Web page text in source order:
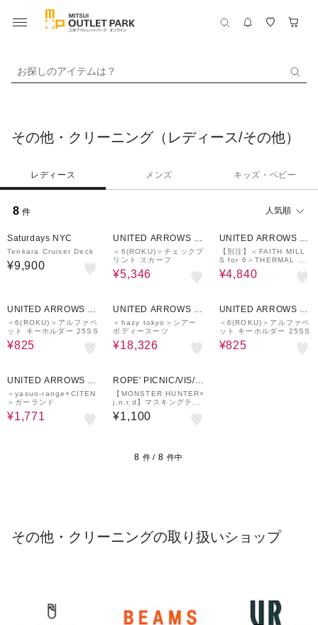
お探しのアイテムは？
その他・クリーニング（レディース/その他）
レディース メンズ キッズ・ベビー
8 件 人気順
Saturdays NYC
Tenkara Cruiser Deck
¥9,900
UNITED ARROWS O
UTLET
＜6(ROKU)＞チェックプ
リント スカーフ
¥5,346
UNITED ARROWS O
UTLET
【別注】＜FAITH MILL
S for 6＞THERMAL HE
NRY PULLOVER TOP/
トップス
¥4,840
UNITED ARROWS O
UTLET
＜6(ROKU)＞アルファベ
ット キーホルダー 25SS
¥825
UNITED ARROWS O
UTLET
＜hazy tokyo＞シアー
ボディースーツ
¥18,326
UNITED ARROWS O
UTLET
＜6(ROKU)＞アルファベ
ット キーホルダー 25SS
¥825
UNITED ARROWS O
UTLET
＜yasuo-range×CITEN
＞ガーランド
¥1,771
ROPE' PICNIC/VIS/J
UNRED
【MONSTER HUNTER×
j.n.r.d】マスキングテー
プ
¥1,100
8 件 / 8 件中
その他・クリーニングの取り扱いショップ